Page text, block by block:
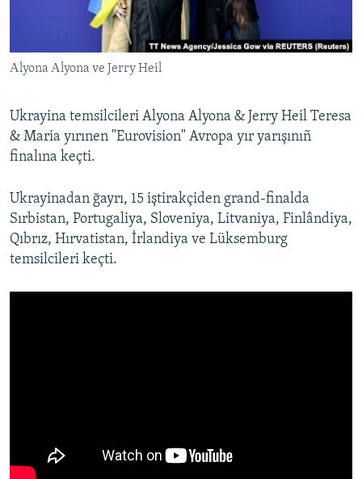
Українською
Аlyona Аlyona ve Jerry Heil
Ukrayina temsilcileri Alyona Alyona & Jerry Heil Teresa
& Maria yırınen "Eurovision" Avropa yır yarışınıñ
finalına keçti.
Ukrayinadan ğayrı, 15 iştirakçiden grand-finalda
Sırbistan, Portugaliya, Sloveniya, Litvaniya, Finlândiya,
Qıbrız, Hırvatistan, İrlandiya ve Lüksemburg
temsilcileri keçti.